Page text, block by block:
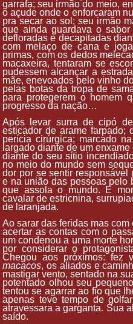
garrafa; seu irmão do meio,
o açude onde o enforcaram
pra secar ao sol; seu irmão
que ainda guardava o
defloradas e decapitadas
com melaço de cana e
primas, com os dedos
macaxeira, tentaram se
pudessem alcançar a
mãe, enevoados pelo vinho
pelas botas da tropa de
para protegerem o homem
progresso da nação…
Após levar surra de cipó
esticador de arame farpado;
perícia cirúrgica; marcado
largado diante de um
diante do seu sítio
no meio do mundo sem
dor por se sentir responsável
e na união das pessoas pelo
que assola o mundo. E
cavalar de estricnina,
de laranjada.
Ao sarar das feridas mas
acertar as contas com o
um condenou a uma morte
por considerar o
Chegou aos próximos: fez
macacos, os aliados e
mastigar vento, sentado na
potentado olhou seu
tentou se agarrar ao fio que
apenas teve tempo de
atravessara a garganta. Sua
saído.